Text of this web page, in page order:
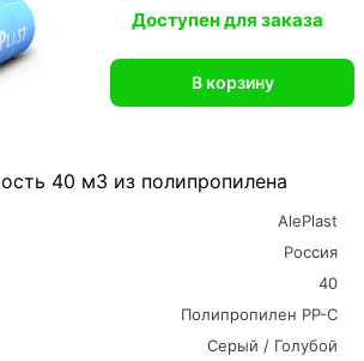
40 м3 из полипропилена
AlePlast
Россия
40
Полипропилен PP-C
Серый / Голубой
Доступен для заказа
В корзину